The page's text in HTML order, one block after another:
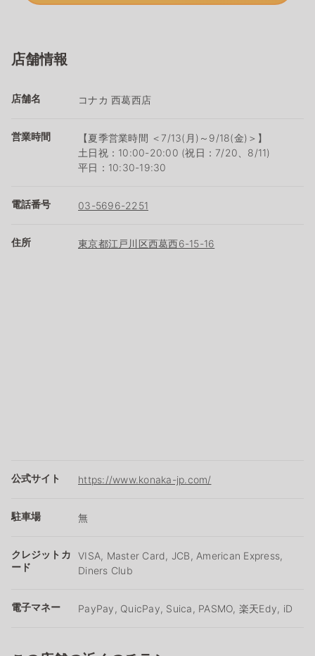
店舗情報
店舗名 コナカ 西葛西店
営業時間
【夏季営業時間 ＜7/13(月)～9/18(金)＞】
土日祝：10:00-20:00 (祝日：7/20、8/11)
平日：10:30-19:30
電話番号 03-5696-2251
住所 東京都江戸川区西葛西6-15-16
公式サイト https://www.konaka-jp.com/
駐車場 無
クレジットカ
ード
VISA, Master Card, JCB, American Express,
Diners Club
電子マネー PayPay, QuicPay, Suica, PASMO, 楽天Edy, iD